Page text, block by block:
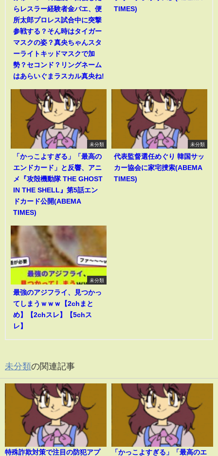
らレスラー経験者金バエ、便
所太郎プロレス試合中に突撃
参戦する？そん時はタイガー
マスクの姿？真央ちゃんスタ
ーライトキッドマスクで加
勢？セコンド？リングネーム
はあらいぐまラスカル真央ね!
TIMES)
未分類
「かっこよすぎる」「最高の
エンドカード」と反響、アニ
メ『攻殻機動隊 THE GHOST
IN THE SHELL』第5話エン
ドカード公開(ABEMA
TIMES)
未分類
代表監督選任めぐり 韓国サッ
カー協会に家宅捜索(ABEMA
TIMES)
未分類
最強のアジフライ、見つかっ
てしまうｗｗｗ【2chまと
め】【2chスレ】【5chス
レ】
未分類の関連記事
特殊詐欺対策で注目の防犯アプ
「かっこよすぎる」「最高のエ